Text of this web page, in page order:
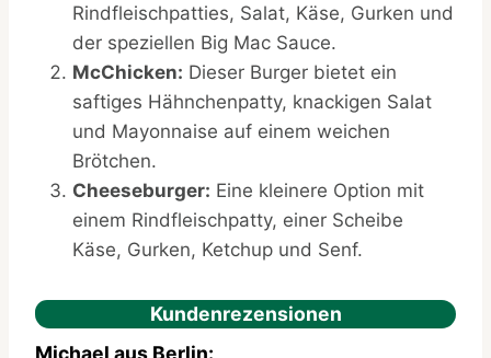
Rindfleischpatties, Salat, Käse, Gurken und
der speziellen Big Mac Sauce.
McChicken: Dieser Burger bietet ein
saftiges Hähnchenpatty, knackigen Salat
und Mayonnaise auf einem weichen
Brötchen.
Cheeseburger: Eine kleinere Option mit
einem Rindfleischpatty, einer Scheibe
Käse, Gurken, Ketchup und Senf.
Kundenrezensionen
Michael aus Berlin: